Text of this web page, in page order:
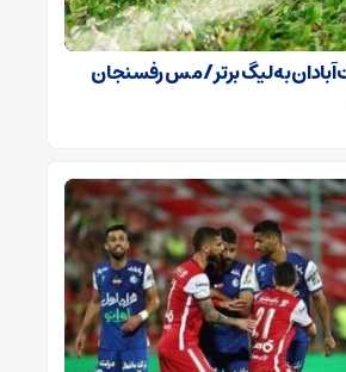
به لیگ برتر / مس رفسنجان